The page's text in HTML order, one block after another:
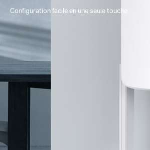
Configuration facile en une seule touche